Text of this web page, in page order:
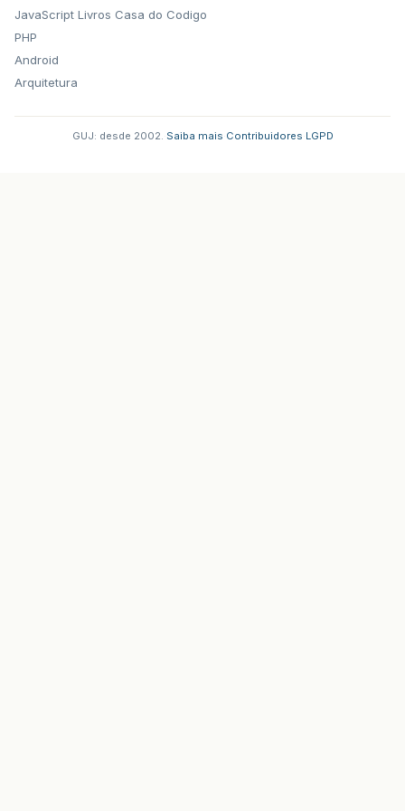
JavaScript
PHP
Android
Arquitetura
Livros Casa do Codigo
GUJ: desde 2002. Saiba mais Contribuidores LGPD